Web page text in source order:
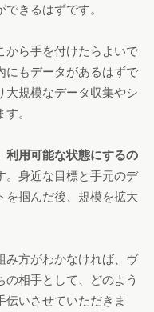
きるはずです。
から手を付けたらよいで
にもデータがあるはずで
大規模なデータ収集やシ
。
利用可能な状態にするの
。身近な目標と手元のデ
を掴んだ後、規模を拡大
み方がわかなければ、ヴ
相手として、どのよう
いさせていただきま